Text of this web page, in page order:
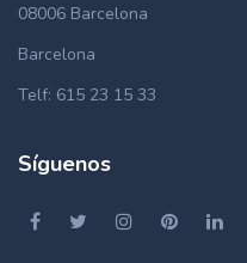
08006 Barcelona
Barcelona
Telf: 615 23 15 33
Síguenos